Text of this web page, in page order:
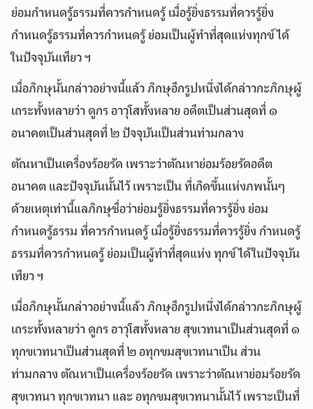
ย่อมกำหนดรู้ธรรมที่ควรกำหนดรู้ เมื่อรู้ยิ่งธรรมที่ควรรู้ยิ่ง
กำหนดรู้ธรรมที่ควรกำหนดรู้ ย่อมเป็นผู้ทำที่สุดแห่งทุกข์ได้
ในปัจจุบันเทียว ฯ
เมื่อภิกษุนั้นกล่าวอย่างนี้แล้ว ภิกษุอีกรูปหนึ่งได้กล่าวกะภิกษุผู้
เถระทั้งหลายว่า ดูกร อาวุโสทั้งหลาย อดีตเป็นส่วนสุดที่ ๑
อนาคตเป็นส่วนสุดที่ ๒ ปัจจุบันเป็นส่วนท่ามกลาง
ตัณหาเป็นเครื่องร้อยรัด เพราะว่าตัณหาย่อมร้อยรัดอดีต
อนาคต และปัจจุบันนั้นไว้ เพราะเป็น ที่เกิดขึ้นแห่งภพนั้นๆ
ด้วยเหตุเท่านี้แลภิกษุชื่อว่าย่อมรู้ยิ่งธรรมที่ควรรู้ยิ่ง ย่อม
กำหนดรู้ธรรม ที่ควรกำหนดรู้ เมื่อรู้ยิ่งธรรมที่ควรรู้ยิ่ง กำหนดรู้
ธรรมที่ควรกำหนดรู้ ย่อมเป็นผู้ทำที่สุดแห่ง ทุกข์ได้ในปัจจุบัน
เทียว ฯ
เมื่อภิกษุนั้นกล่าวอย่างนี้แล้ว ภิกษุอีกรูปหนึ่งได้กล่าวกะภิกษุผู้
เถระทั้งหลายว่า ดูกร อาวุโสทั้งหลาย สุขเวทนาเป็นส่วนสุดที่ ๑
ทุกขเวทนาเป็นส่วนสุดที่ ๒ อทุกขมสุขเวทนาเป็น ส่วน
ท่ามกลาง ตัณหาเป็นเครื่องร้อยรัด เพราะว่าตัณหาย่อมร้อยรัด
สุขเวทนา ทุกขเวทนา และ อทุกขมสุขเวทนานั้นไว้ เพราะเป็นที่